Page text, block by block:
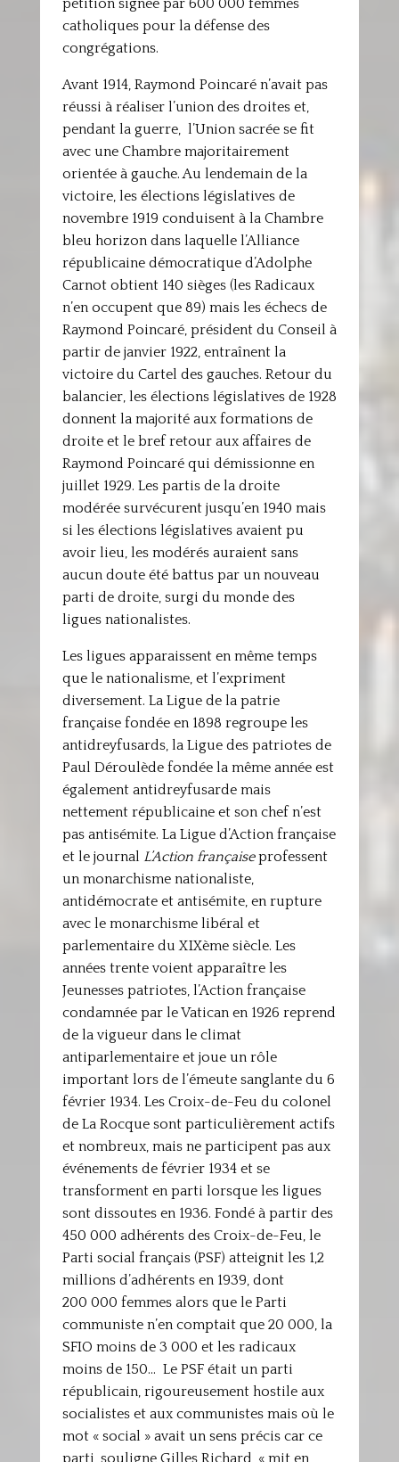
pétition signée par 600 000 femmes
catholiques pour la défense des
congrégations.
Avant 1914, Raymond Poincaré n’avait pas
réussi à réaliser l’union des droites et,
pendant la guerre, l’Union sacrée se fit
avec une Chambre majoritairement
orientée à gauche. Au lendemain de la
victoire, les élections législatives de
novembre 1919 conduisent à la Chambre
bleu horizon dans laquelle l’Alliance
républicaine démocratique d’Adolphe
Carnot obtient 140 sièges (les Radicaux
n’en occupent que 89) mais les échecs de
Raymond Poincaré, président du Conseil à
partir de janvier 1922, entraînent la
victoire du Cartel des gauches. Retour du
balancier, les élections législatives de 1928
donnent la majorité aux formations de
droite et le bref retour aux affaires de
Raymond Poincaré qui démissionne en
juillet 1929. Les partis de la droite
modérée survécurent jusqu’en 1940 mais
si les élections législatives avaient pu
avoir lieu, les modérés auraient sans
aucun doute été battus par un nouveau
parti de droite, surgi du monde des
ligues nationalistes.
Les ligues apparaissent en même temps
que le nationalisme, et l’expriment
diversement. La Ligue de la patrie
française fondée en 1898 regroupe les
antidreyfusards, la Ligue des patriotes de
Paul Déroulède fondée la même année est
également antidreyfusarde mais
nettement républicaine et son chef n’est
pas antisémite. La Ligue d’Action française
et le journal L’Action françaiseprofessent
un monarchisme nationaliste,
antidémocrate et antisémite, en rupture
avec le monarchisme libéral et
parlementaire du XIXème siècle. Les
années trente voient apparaître les
Jeunesses patriotes, l’Action française
condamnée par le Vatican en 1926 reprend
de la vigueur dans le climat
antiparlementaire et joue un rôle
important lors de l’émeute sanglante du 6
février 1934. Les Croix-de-Feu du colonel
de La Rocque sont particulièrement actifs
et nombreux, mais ne participent pas aux
événements de février 1934 et se
transforment en parti lorsque les ligues
sont dissoutes en 1936. Fondé à partir des
450 000 adhérents des Croix-de-Feu, le
Parti social français (PSF) atteignit les 1,2
millions d’adhérents en 1939, dont
200 000 femmes alors que le Parti
communiste n’en comptait que 20 000, la
SFIO moins de 3 000 et les radicaux
moins de 150… Le PSF était un parti
républicain, rigoureusement hostile aux
socialistes et aux communistes mais où le
mot « social » avait un sens précis car ce
parti, souligne Gilles Richard, « mit en